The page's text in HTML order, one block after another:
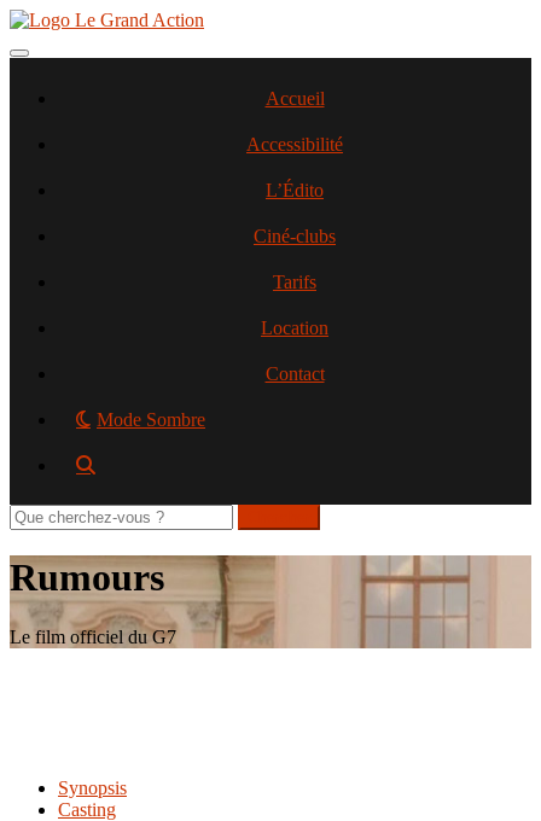
Aller
contenu
Toggle navigation
Accueil
Accessibilité
L’Édito
Ciné-clubs
Tarifs
Location
Contact
Mode Sombre
Rechercher
sur
le
site
Rumours
Le film officiel du G7
Synopsis
Casting